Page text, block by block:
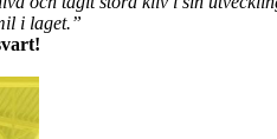
i laget.”